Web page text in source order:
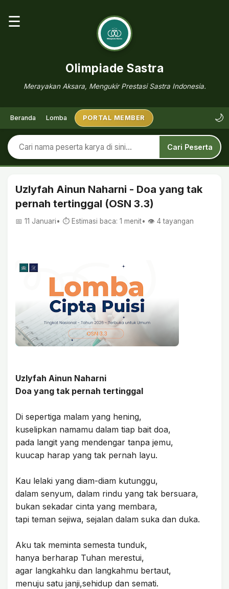
☰
Olimpiade Sastra
Merayakan Aksara, Mengukir Prestasi Sastra Indonesia.
Beranda Lomba PORTAL MEMBER 🌙
Cari Peserta
Uzlyfah Ainun Naharni - Doa yang tak
pernah tertinggal (OSN 3.3)
📅 11 Januari• ⏱ Estimasi baca: 1 menit• 👁️ 4tayangan
Uzlyfah Ainun Naharni
Doa yang tak pernah tertinggal
Di sepertiga malam yang hening,
kuselipkan namamu dalam tiap bait doa,
pada langit yang mendengar tanpa jemu,
kuucap harap yang tak pernah layu.
Kau lelaki yang diam-diam kutunggu,
dalam senyum, dalam rindu yang tak bersuara,
bukan sekadar cinta yang membara,
tapi teman sejiwa, sejalan dalam suka dan duka.
Aku tak meminta semesta tunduk,
hanya berharap Tuhan merestui,
agar langkahku dan langkahmu bertaut,
menuju satu janji,sehidup dan semati.